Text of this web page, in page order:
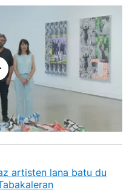
artisten lana batu du